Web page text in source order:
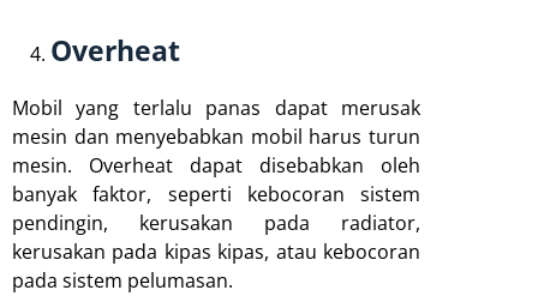
Overheat
Mobil yang terlalu panas dapat merusak
mesin dan menyebabkan mobil harus turun
mesin. Overheat dapat disebabkan oleh
banyak faktor, seperti kebocoran sistem
pendingin, kerusakan pada radiator,
kerusakan pada kipas kipas, atau kebocoran
pada sistem pelumasan.